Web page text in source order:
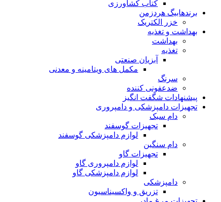
کتاب کشاورزی
برندهابیگ هردزمن
خزر الکتریک
بهداشت و تغذیه
بهداشت
تغذیه
آبزیان صنعتی
مکمل های ویتامینه و معدنی
سرنگ
ضدعفونی کننده
پیشنهادات شگفت انگیز
تجهیزات دامپزشکی و دامپروری
دام سبک
تجهیزات گوسفند
لوازم دامپزشکی گوسفند
دام سنگین
تجهیزات گاو
لوازم دامپروری گاو
لوازم دامپزشکی گاو
دامپزشکی
تزریق و واکسیناسیون